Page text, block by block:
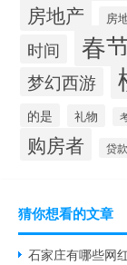
房地产 房
时间 春
梦幻西游
的是 礼物
购房者 贷款
猜你想看的文章
石家庄有哪些网